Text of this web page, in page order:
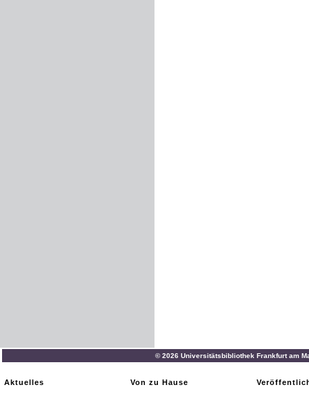
© 2026 Universitätsbibliothek Frankfurt am
Aktuelles
Von zu Hause